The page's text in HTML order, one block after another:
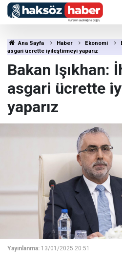
Ana Sayfa Haber Ekonomi
asgari ücrette iyileştirmeyi yaparız
Bakan Işıkhan:
asgari ücrette
yaparız
Yayınlanma: 13/01/2025 20:51